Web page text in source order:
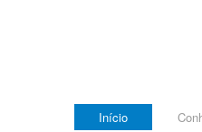
Início